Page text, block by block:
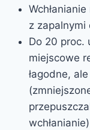
z zapalnymi
Do 20 proc.
miejscowe
łagodne,